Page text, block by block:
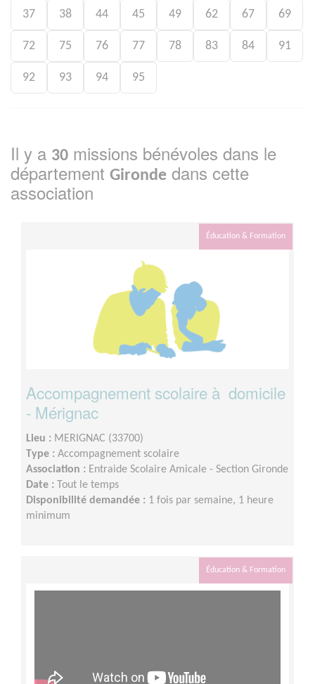
37 38 44 45 49 62 67 69
72 75 76 77 78 83 84 91
92 93 94 95
Il y a 30 missions bénévoles dans le
département Gironde dans cette
association
Éducation & Formation
Accompagnement scolaire à domicile
- Mérignac
Lieu : MERIGNAC (33700)
Type : Accompagnement scolaire
Association : Entraide Scolaire Amicale - Section Gironde
Date : Tout le temps
Disponibilité demandée : 1 fois par semaine, 1 heure
minimum
Éducation & Formation